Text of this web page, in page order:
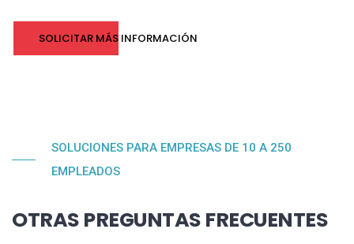
SOLICITAR MÁS INFORMACIÓN
SOLUCIONES PARA EMPRESAS DE 10 A 250
EMPLEADOS
OTRAS PREGUNTAS FRECUENTES